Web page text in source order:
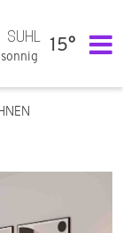
SUHL
sonnig
15°